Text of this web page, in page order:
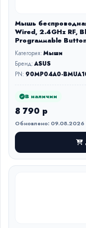
Мышь
Wired, 2.4GHz RF,
Prograммable
Категория:Мыши
Бренд:ASUS
PN: 90MP04A0-
В наличии
8 790 р
Обновлено: 09.08.2026